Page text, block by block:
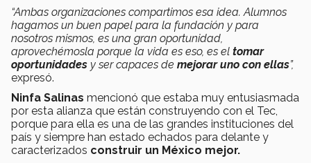
“Ambas organizaciones compartimos esa idea. Alumnos
hagamos un buen papel para la fundación y para
nosotros mismos, es una gran oportunidad,
aprovechémosla porque la vida es eso, es el tomar
oportunidades y ser capaces de mejorar uno con ellas”,
expresó.
Ninfa Salinas mencionó que estaba muy entusiasmada
por esta alianza que están construyendo con el Tec,
porque para ella es una de las grandes instituciones del
país y siempre han estado echados para delante y
caracterizados construir un México mejor.